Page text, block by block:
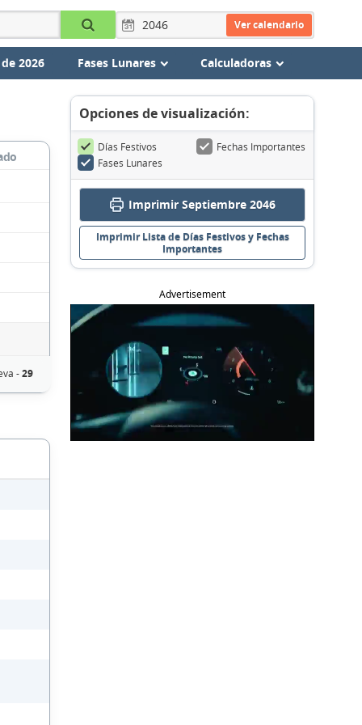
Ver calendario
2026 Fases Lunares Calculadoras
-29
Opciones de visualización:
Días Festivos
Fechas Importantes
Fases Lunares
Imprimir Septiembre 2046
Imprimir Lista de Días Festivos y Fechas
Importantes
Advertisement